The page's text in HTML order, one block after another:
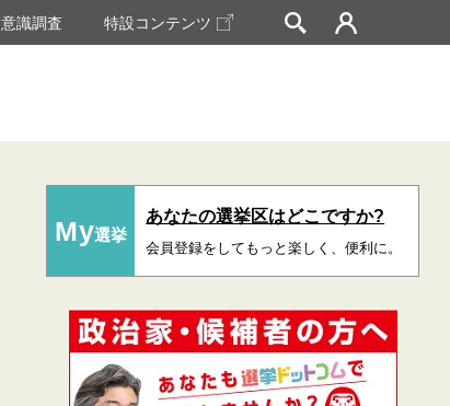
意識調査 特設コンテンツ
My選挙
あなたの選挙区はどこですか?
会員登録をしてもっと楽しく、便利に。